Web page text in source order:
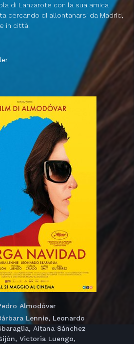
di Lanzarote con la sua amica
cercando di allontanarsi da Madrid,
in città.
Almodóvar
Lennie, Leonardo
Aitana Sánchez
Victoria Luengo,